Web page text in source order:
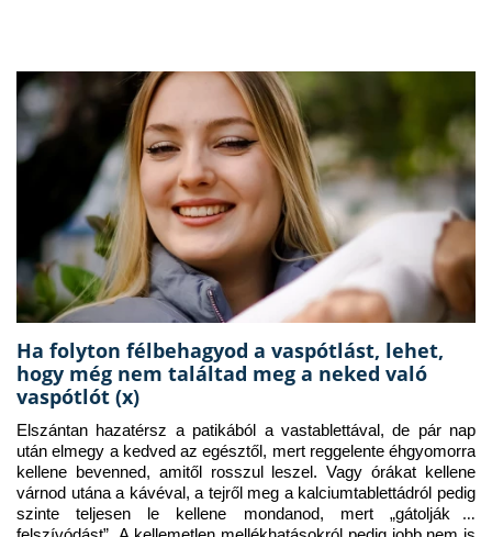
Ha folyton félbehagyod a vaspótlást, lehet,
hogy még nem találtad meg a neked való
vaspótlót (x)
Elszántan hazatérsz a patikából a vastablettával, de pár nap
után elmegy a kedved az egésztől, mert reggelente éhgyomorra
kellene bevenned, amitől rosszul leszel. Vagy órákat kellene
várnod utána a kávéval, a tejről meg a kalciumtablettádról pedig
szinte teljesen le kellene mondanod, mert „gátolják a